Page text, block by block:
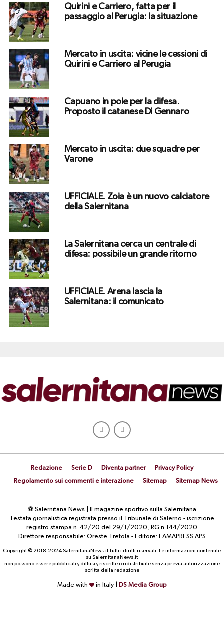
Quirini e Carriero, fatta per il
passaggio al Perugia: la situazione
Mercato in uscita: vicine le cessioni di
Quirini e Carriero al Perugia
Capuano in pole per la difesa.
Proposto il catanese Di Gennaro
Mercato in uscita: due squadre per
Varone
UFFICIALE. Zoia è un nuovo calciatore
della Salernitana
La Salernitana cerca un centrale di
difesa: possibile un grande ritorno
UFFICIALE. Arena lascia la
Salernitana: il comunicato
Redazione Serie D Diventa partner
Privacy Policy
Regolamento sui commenti e interazione
Sitemap Sitemap News
⚽ Salernitana News | Il magazine sportivo sulla Salernitana
Testata giornalistica registrata presso il Tribunale di Salerno - iscrizione
registro stampa n. 42/20 del 29/1/2020, RG n.144/2020
Direttore responsabile: Oreste Tretola - Editore: EAMAPRESS APS
Copyright © 2018-2024 SalernitanaNews.it Tutti i diritti riservati. Le informazioni contenute
su SalernitanaNews.it
non possono essere pubblicate, diffuse, riscritte o ridistribuite senza previa autorizzazione
scritta della redazione
Made with in Italy | DS Media Group